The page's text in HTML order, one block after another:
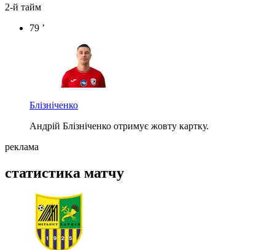
2-й тайм
79 ’
Блізніченко
Андрій Блізніченко отримує жовту картку.
реклама
статистика матчу